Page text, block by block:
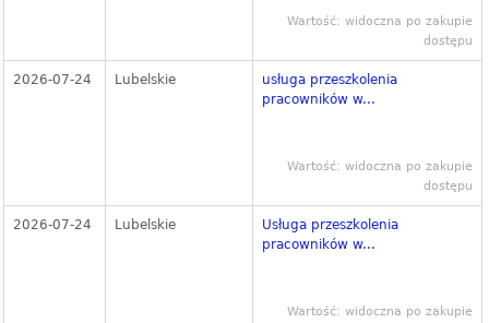
Wartość: widoczna po zakupie
dostępu
2026-07-24 Lubelskie
usługa przeszkolenia
pracowników w...
Wartość: widoczna po zakupie
dostępu
2026-07-24 Lubelskie
Usługa przeszkolenia
pracowników w...
Wartość: widoczna po zakupie